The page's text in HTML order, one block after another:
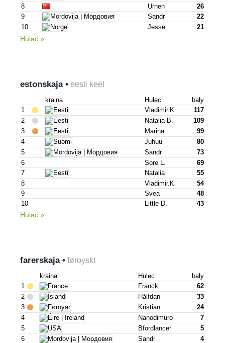
8
Urnen
26
9
Sandr
22
10
Jesse . 21
Hulać »
estonskaja • eesti keel
kraina Hulec
bały
1
Vladimir.k
117
2
Natalia B.
109
3
Marina .
99
4
Juhuu
80
5
Sandr
73
6
Sore L.
69
7
Natalia
55
8
Vladimir.k
54
9
Svea
48
10
Little D. 43
Hulać »
farerskaja • føroyskt
kraina Hulec
bały
1
Franck
62
2
Hálfdan
33
3
Kristian
24
4
Nanodimuro
7
5
Bfordlancer
5
6
Sandr
4